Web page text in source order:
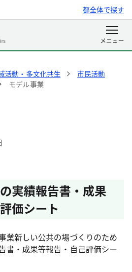
都全体で探す
活動・多文化共生
市民活動
モデル事業
実績報告書・成果
価シート
業新しい公共の場づくりのため
書・成果等報告・自己評価シー